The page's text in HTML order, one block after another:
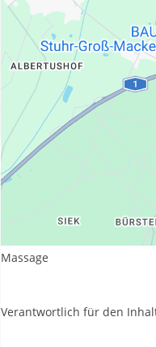
Leistungsspektrum:
Massage
Verantwortlich für den